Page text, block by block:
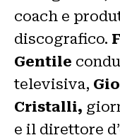
coach e
discografico.
Gentile
televisiva,
Cristalli,
e il direttore